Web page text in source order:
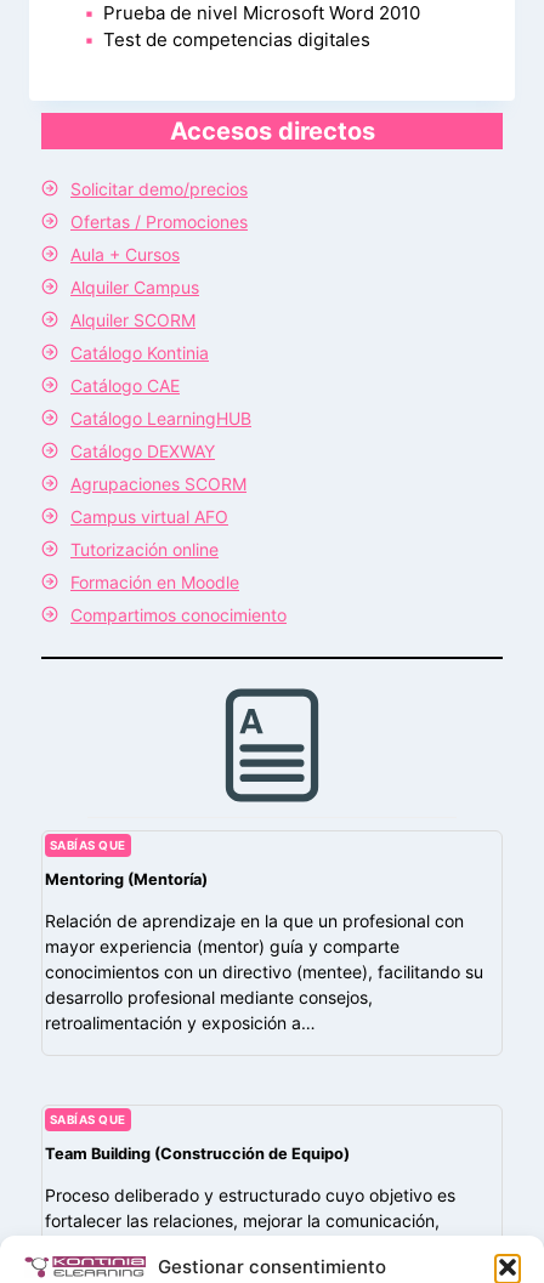
Gestionar consentimiento
Prueba de nivel Microsoft Word 2010
Test de competencias digitales
Accesos directos
Solicitar demo/precios
Ofertas / Promociones
Aula + Cursos
Alquiler Campus
Alquiler SCORM
Catálogo Kontinia
Catálogo CAE
Catálogo LearningHUB
Catálogo DEXWAY
Agrupaciones SCORM
Campus virtual AFO
Tutorización online
Formación en Moodle
Compartimos conocimiento
SABÍAS QUE
Mentoring (Mentoría)
Relación de aprendizaje en la que un profesional con
mayor experiencia (mentor) guía y comparte
conocimientos con un directivo (mentee), facilitando su
desarrollo profesional mediante consejos,
retroalimentación y exposición a…
SABÍAS QUE
Team Building (Construcción de Equipo)
Proceso deliberado y estructurado cuyo objetivo es
fortalecer las relaciones, mejorar la comunicación,
grupo de trabajo para alcanzar metas comunes.